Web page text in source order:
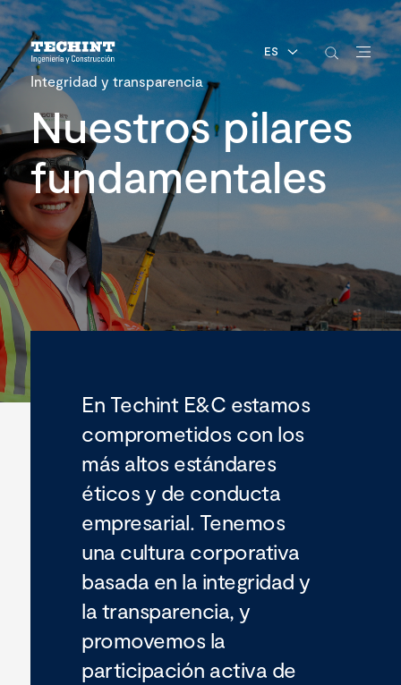
ES
Integridad y transparencia
Nuestros pilares
fundamentales
En Techint E&C estamos
comprometidos con los
más altos estándares
éticos y de conducta
empresarial. Tenemos
una cultura corporativa
basada en la integridad y
la transparencia, y
promovemos la
participación activa de